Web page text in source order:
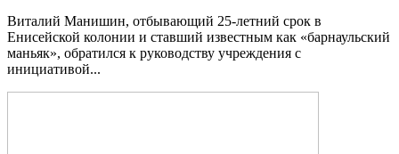
Виталий Манишин, отбывающий 25-летний срок в
Енисейской колонии и ставший известным как «барнаульский
маньяк», обратился к руководству учреждения с
инициативой...